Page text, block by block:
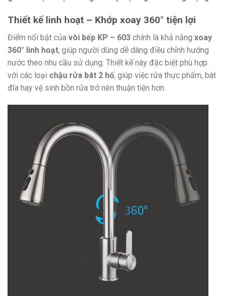
Thiết kế linh hoạt – Khớp xoay 360° tiện lợi
Điểm nổi bật của vòi bếp KP – 603 chính là khả năng xoay
360° linh hoạt, giúp người dùng dễ dàng điều chỉnh hướng
nước theo nhu cầu sử dụng. Thiết kế này đặc biệt phù hợp
với các loại chậu rửa bát 2 hố, giúp việc rửa thực phẩm, bát
đĩa hay vệ sinh bồn rửa trở nên thuận tiện hơn.